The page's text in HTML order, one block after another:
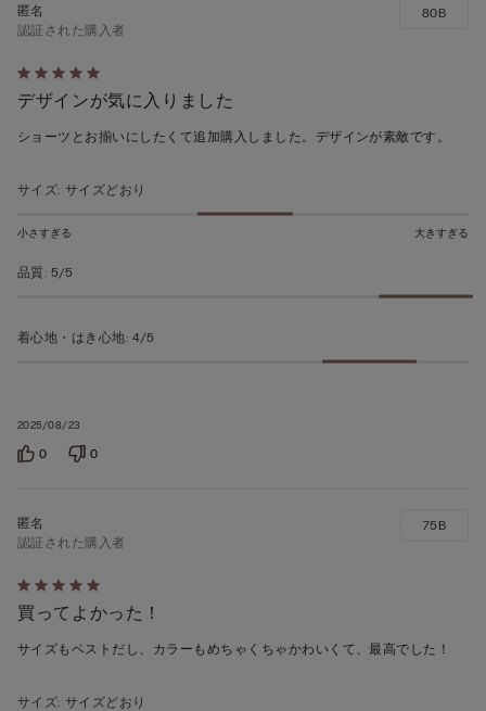
5
段
階
う
5
評
2025/08/23
認証された購入者
デザインが気に入りました
ショーツとお揃いにしたくて追加購入しました。デザインが素敵です。
80B
サイズ: サイズどおり
小さすぎる 大きすぎる
品質: 5/5
着心地・はき心地: 4/5
0 0
5
段
階
う
認証された購入者
買ってよかった！
サイズもベストだし、カラーもめちゃくちゃかわいくて、最高でした！
75B
サイズ: サイズどおり